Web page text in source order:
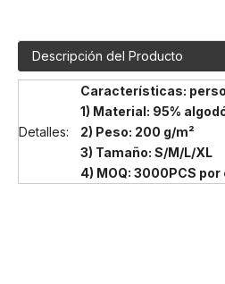
Descripción del Producto
Detalles:
Características:
1) Material: 95%
2) Peso: 200 g/m²
3) Tamaño: S/M/L/XL
4) MOQ: 3000PCS